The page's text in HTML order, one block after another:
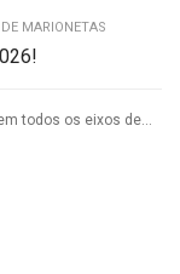
MARIONETAS
todos os eixos de...